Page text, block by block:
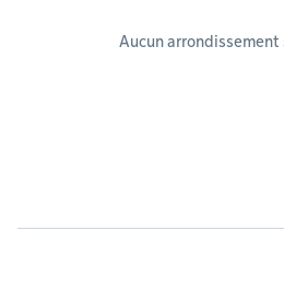
Aucun arrondissement